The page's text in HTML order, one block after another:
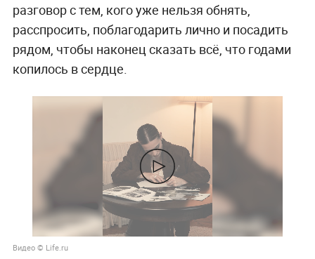
разговор с тем, кого уже нельзя обнять,
расспросить, поблагодарить лично и посадить
рядом, чтобы наконец сказать всё, что годами
копилось в сердце.
Видео © Life.ru